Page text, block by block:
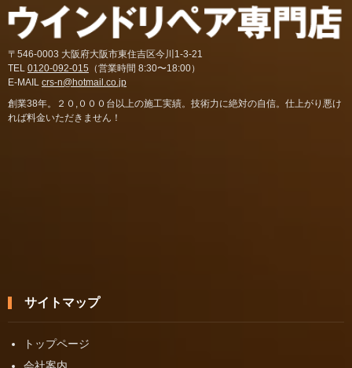
〒546-0003 大阪府大阪市東住吉区今川1-3-21
TEL 0120-092-015 （営業時間 8:30〜18:00）
E-MAIL crs-n@hotmail.co.jp
創業38年。２０,０００台以上の施工実績。技術力に絶対の自信。仕上がり悪け
れば料金いただきません！
サイトマップ
トップページ